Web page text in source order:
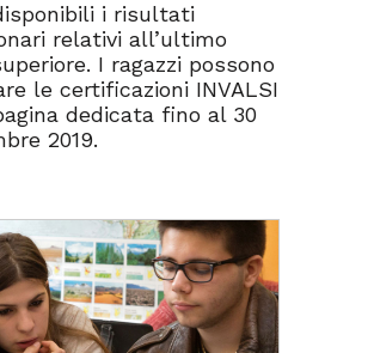
i risultati
relativi all’ultimo
I ragazzi possono
le certificazioni INVALSI
dedicata fino al 30
2019.